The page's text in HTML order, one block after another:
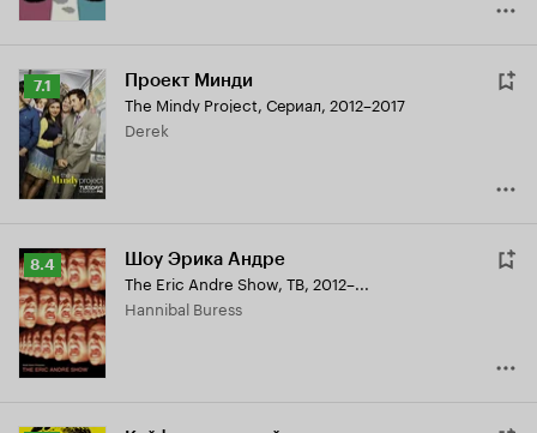
Рейтинг
Кинопоиска
7.1
7.1 Проект Минди
The Mindy Project, Сериал, 2012–2017
Derek
Рейтинг
Кинопоиска
8.4
8.4 Шоу Эрика Андре
The Eric Andre Show, ТВ, 2012–...
Hannibal Buress